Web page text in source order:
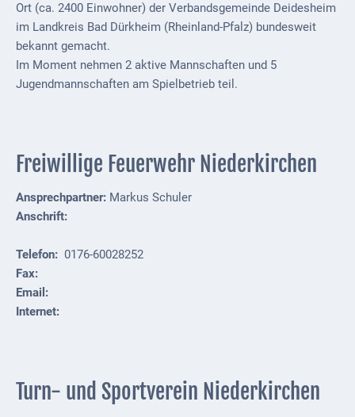
Allgemeine
Infos
Elternausschuss
Ort (ca. 2400 Einwohner) der Verbandsgemeinde Deidesheim
im Landkreis Bad Dürkheim (Rheinland-Pfalz) bundesweit
bekannt gemacht.
Im Moment nehmen 2 aktive Mannschaften und 5
Jugendmannschaften am Spielbetrieb teil.
Freiwillige Feuerwehr Niederkirchen
Ansprechpartner: Markus Schuler
Anschrift:
Telefon: 0176-60028252
Fax:
Email:
Internet:
Turn- und Sportverein Niederkirchen